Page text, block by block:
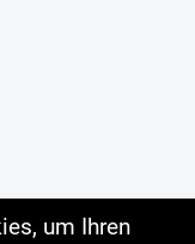
um Ihren